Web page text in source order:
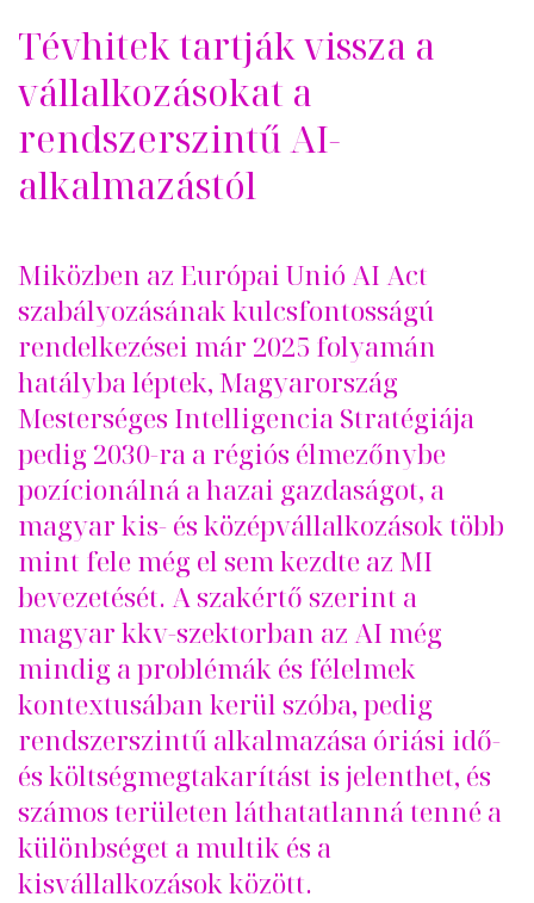
Tévhitek tartják vissza a
vállalkozásokat a
rendszerszintű AI-
alkalmazástól
Miközben az Európai Unió AI Act
szabályozásának kulcsfontosságú
rendelkezései már 2025 folyamán
hatályba léptek, Magyarország
Mesterséges Intelligencia Stratégiája
pedig 2030-ra a régiós élmezőnybe
pozícionálná a hazai gazdaságot, a
magyar kis- és középvállalkozások több
mint fele még el sem kezdte az MI
bevezetését. A szakértő szerint a
magyar kkv-szektorban az AI még
mindig a problémák és félelmek
kontextusában kerül szóba, pedig
rendszerszintű alkalmazása óriási idő-
és költségmegtakarítást is jelenthet, és
számos területen láthatatlanná tenné a
különbséget a multik és a
kisvállalkozások között.